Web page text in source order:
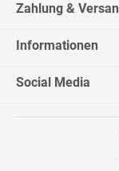
Zahlung &
Informationen
Social Media